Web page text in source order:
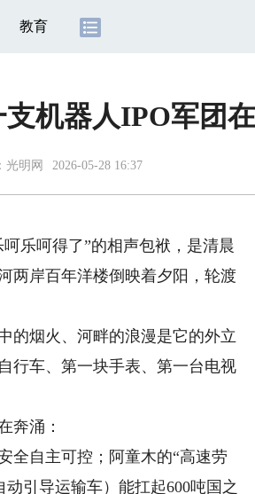
教育
机器人IPO军团
光明网 2026-05-28 16:37
乐呵得了”的相声包袱，是清晨
两岸百年洋楼倒映着夕阳，轮渡
烟火、河畔的浪漫是它的外立
行车、第一块手表、第一台电视
奔涌：
自主可控；阿童木的“高速劳
引导运输车）能扛起600吨国之